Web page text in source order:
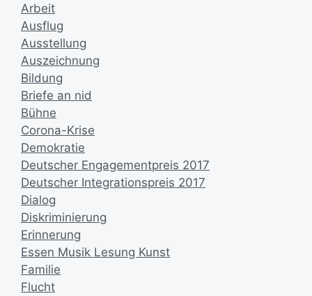
Arbeit
Ausflug
Ausstellung
Auszeichnung
Bildung
Briefe an nid
Bühne
Corona-Krise
Demokratie
Deutscher Engagementpreis 2017
Deutscher Integrationspreis 2017
Dialog
Diskriminierung
Erinnerung
Essen Musik Lesung Kunst
Familie
Flucht